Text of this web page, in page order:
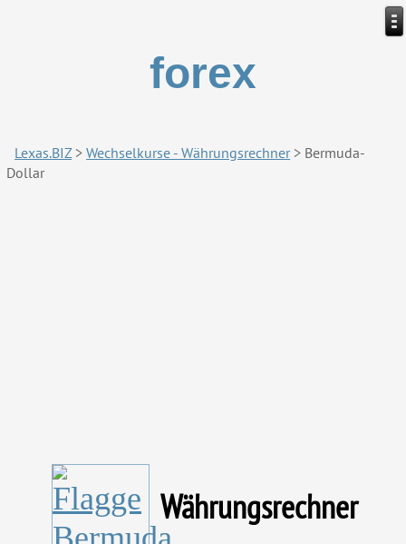
forex
Lexas.BIZ >Wechselkurse - Währungsrechner> Bermuda-
Dollar
Währungsrechner